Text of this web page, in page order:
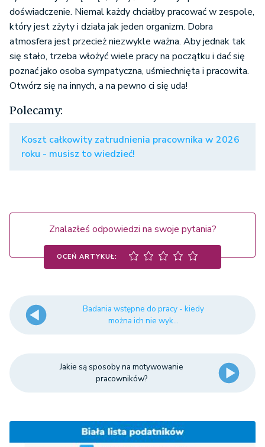
doświadczenie. Niemal każdy chciałby pracować w zespole,
który jest zżyty i działa jak jeden organizm. Dobra
atmosfera jest przecież niezwykle ważna. Aby jednak tak
się stało, trzeba włożyć wiele pracy na początku i dać się
poznać jako osoba sympatyczna, uśmiechnięta i pracowita.
Otwórz się na innych, a na pewno ci się uda!
Polecamy:
Koszt całkowity zatrudnienia pracownika w 2026
roku - musisz to wiedzieć!
Znalazłeś odpowiedzi na swoje pytania?
OCEŃ ARTYKUŁ:
Badania wstępne do pracy - kiedy
można ich nie wyk...
Jakie są sposoby na motywowanie
pracowników?